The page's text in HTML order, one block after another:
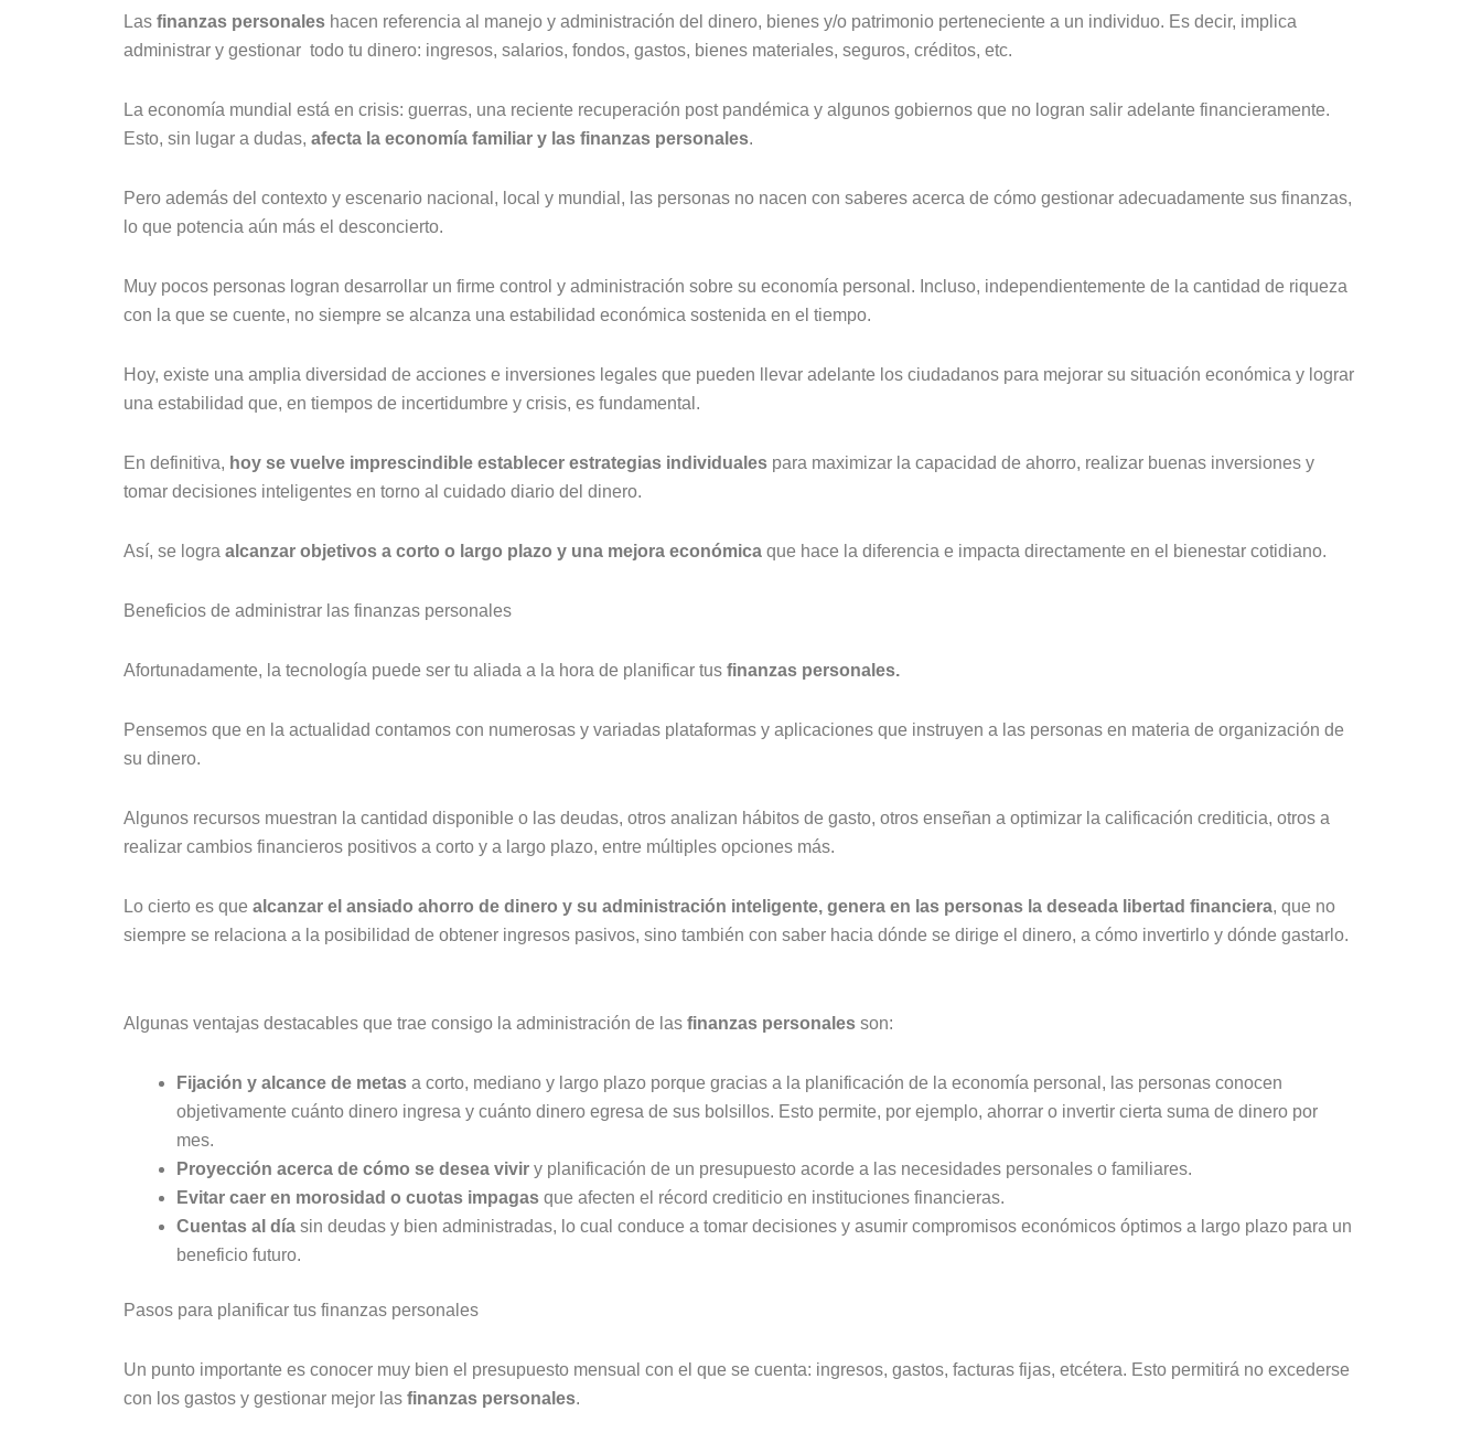
Las finanzas personales hacen referencia al manejo y administración del dinero, bienes y/o patrimonio perteneciente a un individuo. Es decir, implica
administrar y gestionar todo tu dinero: ingresos, salarios, fondos, gastos, bienes materiales, seguros, créditos, etc.
La economía mundial está en crisis: guerras, una reciente recuperación post pandémica y algunos gobiernos que no logran salir adelante financieramente.
Esto, sin lugar a dudas, afecta la economía familiar y las finanzas personales.
Pero además del contexto y escenario nacional, local y mundial, las personas no nacen con saberes acerca de cómo gestionar adecuadamente sus finanzas,
lo que potencia aún más el desconcierto.
Muy pocos personas logran desarrollar un firme control y administración sobre su economía personal. Incluso, independientemente de la cantidad de riqueza
con la que se cuente, no siempre se alcanza una estabilidad económica sostenida en el tiempo.
Hoy, existe una amplia diversidad de acciones e inversiones legales que pueden llevar adelante los ciudadanos para mejorar su situación económica y lograr
una estabilidad que, en tiempos de incertidumbre y crisis, es fundamental.
En definitiva, hoy se vuelve imprescindible establecer estrategias individuales para maximizar la capacidad de ahorro, realizar buenas inversiones y
tomar decisiones inteligentes en torno al cuidado diario del dinero.
Así, se logra alcanzar objetivos a corto o largo plazo y una mejora económica que hace la diferencia e impacta directamente en el bienestar cotidiano.
Beneficios de administrar las finanzas personales
Afortunadamente, la tecnología puede ser tu aliada a la hora de planificar tus finanzas personales.
Pensemos que en la actualidad contamos con numerosas y variadas plataformas y aplicaciones que instruyen a las personas en materia de organización de
su dinero.
Algunos recursos muestran la cantidad disponible o las deudas, otros analizan hábitos de gasto, otros enseñan a optimizar la calificación crediticia, otros a
realizar cambios financieros positivos a corto y a largo plazo, entre múltiples opciones más.
Lo cierto es que alcanzar el ansiado ahorro de dinero y su administración inteligente, genera en las personas la deseada libertad financiera, que no
siempre se relaciona a la posibilidad de obtener ingresos pasivos, sino también con saber hacia dónde se dirige el dinero, a cómo invertirlo y dónde gastarlo.
Algunas ventajas destacables que trae consigo la administración de las finanzas personales son:
Fijación y alcance de metas a corto, mediano y largo plazo porque gracias a la planificación de la economía personal, las personas conocen
objetivamente cuánto dinero ingresa y cuánto dinero egresa de sus bolsillos. Esto permite, por ejemplo, ahorrar o invertir cierta suma de dinero por
mes.
Proyección acerca de cómo se desea vivir y planificación de un presupuesto acorde a las necesidades personales o familiares.
Evitar caer en morosidad o cuotas impagas que afecten el récord crediticio en instituciones financieras.
Cuentas al día sin deudas y bien administradas, lo cual conduce a tomar decisiones y asumir compromisos económicos óptimos a largo plazo para un
beneficio futuro.
Pasos para planificar tus finanzas personales
Un punto importante es conocer muy bien el presupuesto mensual con el que se cuenta: ingresos, gastos, facturas fijas, etcétera. Esto permitirá no excederse
con los gastos y gestionar mejor las finanzas personales.